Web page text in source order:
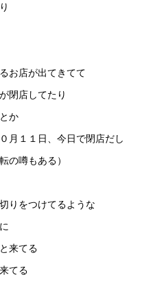
お店が出てきてて
閉店してたり
か
月１１日、今日で閉店だし
の噂もある）
りをつけてるような
来てる
てる